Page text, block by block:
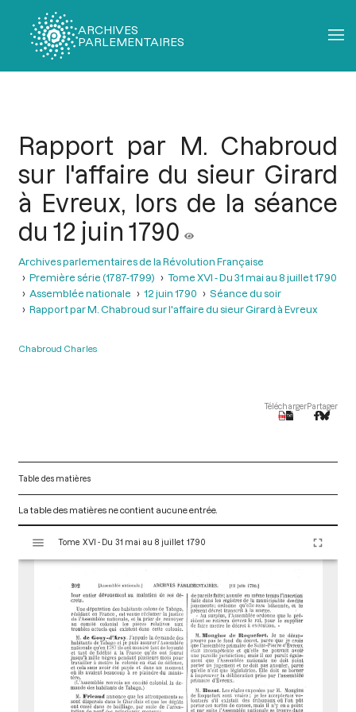
ARCHIVES
PARLEMENTAIRES
Rapport par M. Chabroud
sur l'affaire du sieur Girard
à Evreux, lors de la séance
du 12 juin 1790
Archives parlementaires de la Révolution Française
Première série (1787-1799)
Tome XVI - Du 31 mai au 8 juillet 1790
Assemblée nationale
12 juin 1790
Séance du soir
Rapport par M. Chabroud sur l'affaire du sieur Girard à Evreux
Chabroud Charles
TéléchargerPartager
Table des matières
La table des matières ne contient aucune entrée.
s
Tome XVI - Du 31 mai au 8 juillet 1790